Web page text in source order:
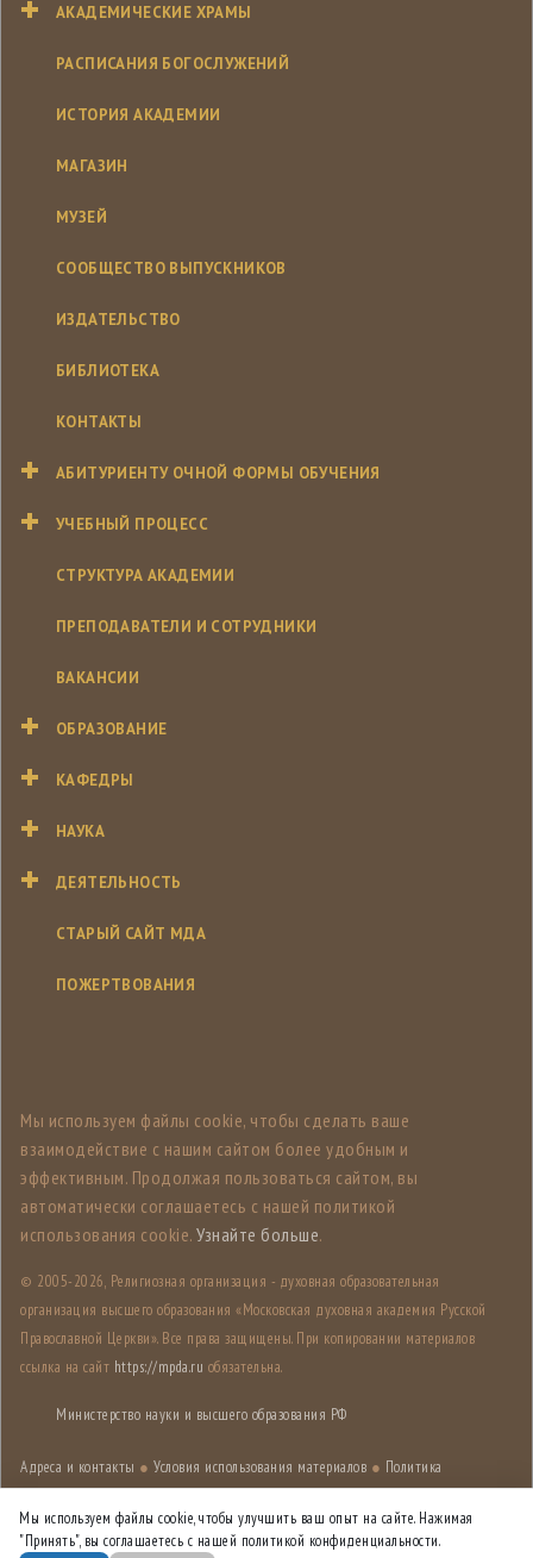
АКАДЕМИЧЕСКИЕ ХРАМЫ
РАСПИСАНИЯ БОГОСЛУЖЕНИЙ
ИСТОРИЯ АКАДЕМИИ
МАГАЗИН
МУЗЕЙ
СООБЩЕСТВО ВЫПУСКНИКОВ
ИЗДАТЕЛЬСТВО
БИБЛИОТЕКА
КОНТАКТЫ
АБИТУРИЕНТУ ОЧНОЙ ФОРМЫ ОБУЧЕНИЯ
УЧЕБНЫЙ ПРОЦЕСС
СТРУКТУРА АКАДЕМИИ
ПРЕПОДАВАТЕЛИ И СОТРУДНИКИ
ВАКАНСИИ
ОБРАЗОВАНИЕ
КАФЕДРЫ
НАУКА
ДЕЯТЕЛЬНОСТЬ
СТАРЫЙ САЙТ МДА
ПОЖЕРТВОВАНИЯ
Мы используем файлы cookie, чтобы сделать ваше
взаимодействие с нашим сайтом более удобным и
эффективным. Продолжая пользоваться сайтом, вы
автоматически соглашаетесь с нашей политикой
использования cookie. Узнайте больше.
© 2005-2026, Религиозная организация - духовная образовательная
организация высшего образования «Московская духовная академия Русской
Православной Церкви». Все права защищены. При копировании материалов
ссылка на сайт https://mpda.ru обязательна.
Министерство науки и высшего образования РФ
Адреса и контакты ● Условия использования материалов ● Политика
конфиденциальности●Карта сайта
Дизайн разработанЛабораторией дизайна НИУ ВШЭ
Мы используем файлы cookie, чтобы улучшить ваш опыт на сайте. Нажимая
"Принять", вы соглашаетесь с нашей политикой конфиденциальности.